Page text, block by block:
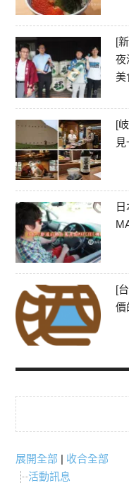
[
夜
美
[
[
價
展開全部 | 收合全部
活動訊息